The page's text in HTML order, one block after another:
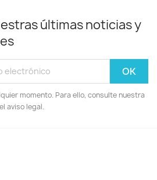
últimas noticias y
momento. Para ello, consulte nuestra
aviso legal.